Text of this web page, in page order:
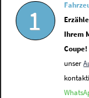
1
Ihrem
Coupe!
unser